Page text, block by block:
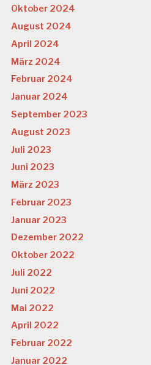
N
E
R
R
K
N
K
A
S
U
T
E
N
E
M
E
S
Oktober 2024
August 2024
April 2024
März 2024
Februar 2024
Januar 2024
September 2023
August 2023
Juli 2023
Juni 2023
März 2023
Februar 2023
Januar 2023
Dezember 2022
Oktober 2022
Juli 2022
Juni 2022
Mai 2022
April 2022
Februar 2022
Januar 2022